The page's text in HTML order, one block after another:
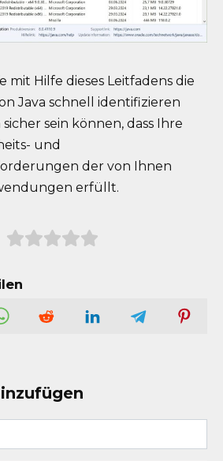
mit Hilfe dieses Leitfadens die
Java schnell identifizieren
sein können, dass Ihre
und
der von Ihnen
erfüllt.